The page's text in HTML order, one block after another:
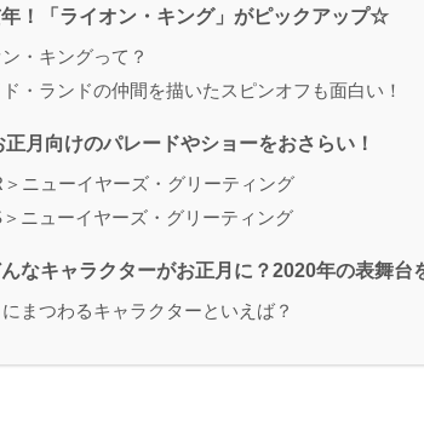
！「ライオン・キング」がピックアップ☆
・キングって？
・ランドの仲間を描いたスピンオフも面白い！
月向けのパレードやショーをおさらい！
＞ニューイヤーズ・グリーティング
＞ニューイヤーズ・グリーティング
なキャラクターがお正月に？2020年の表舞台
にまつわるキャラクターといえば？